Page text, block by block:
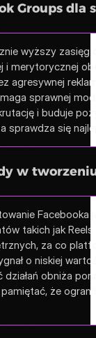
Groups
wyższy zasięg
i merytorycznej
agresywnej
sprawnej
i buduje
sprawdza się
w
Facebooka
takich jak
za co
o niskiej
działań obniża
że